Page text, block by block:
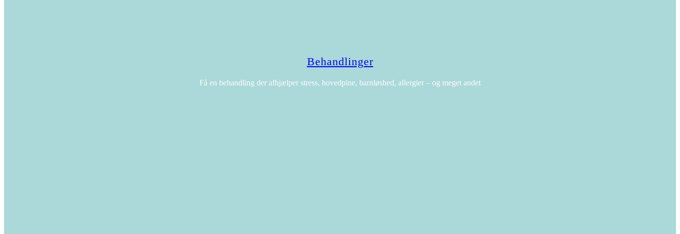
Behandlinger
Få en behandling der afhjælper stress, hovedpine, barnløshed, allergier – og meget andet